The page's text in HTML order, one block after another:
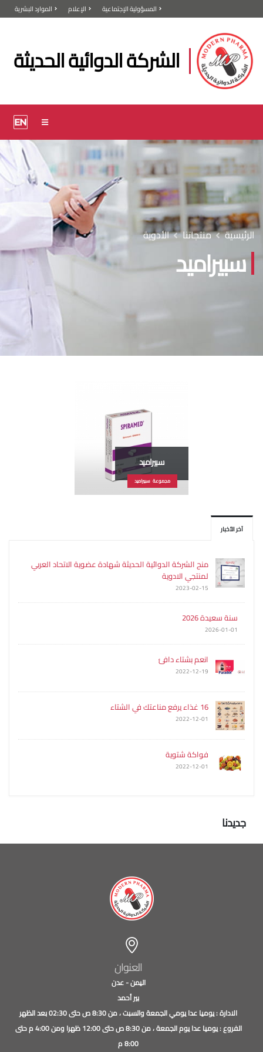
المسؤولية الإجتماعية الإعلام الموارد البشرية
الشركة الدوائية الحديثة
سبيراميد
الرئيسية منتجاتنا الأدوية
آخر الأخبار
منح الشركة الدوائية الحديثة شهادة عضوية الاتحاد العربي
لمنتجي الادوية
2023-02-15
سنة سعيدة 2026
2026-01-01
انعم بشتاء دافئ
2022-12-19
16 غذاء يرفع مناعتك في الشتاء
2022-12-01
فواكة شتوية
2022-12-01
جديدنا
سبيراميد
مجموعة سبيراميد
العنوان
اليمن - عدن
بير أحمد
الادارة : يوميا عدا يومي الجمعة والسبت ، من 8:30 ص حتى 02:30 بعد الظهر
الفروع : يوميا عدا يوم الجمعة ، من 8:30 ص حتى 12:00 ظهرا ومن 4:00 م حتى
8:00 م